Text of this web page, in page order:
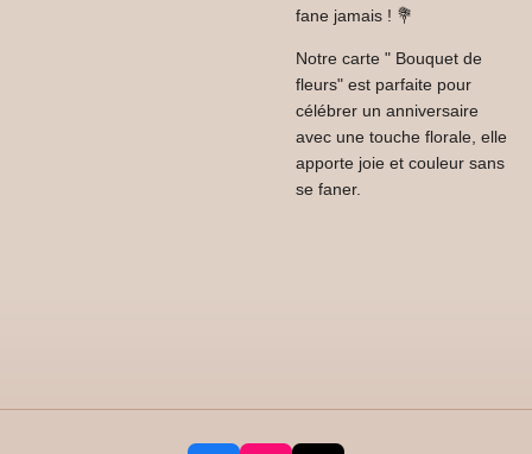
fane jamais ! 💐
Notre carte " Bouquet de
fleurs" est parfaite pour
célébrer un anniversaire
avec une touche florale, elle
apporte joie et couleur sans
se faner.